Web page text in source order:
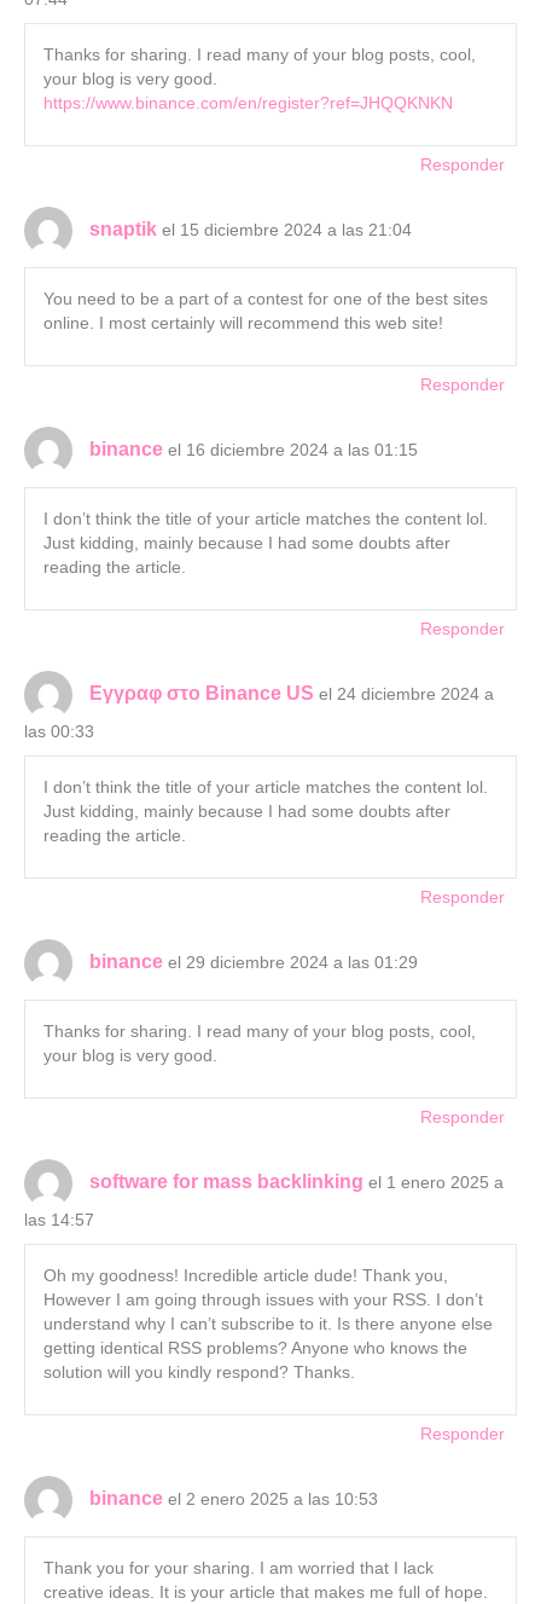
Thanks for sharing. I read many of your blog posts, cool,
your blog is very good.
https://www.binance.com/en/register?ref=JHQQKNKN
Responder
snaptik el 15 diciembre 2024 a las 21:04
You need to be a part of a contest for one of the best sites
online. I most certainly will recommend this web site!
Responder
binance el 16 diciembre 2024 a las 01:15
I don’t think the title of your article matches the content lol.
Just kidding, mainly because I had some doubts after
reading the article.
Responder
Εγγραφ στο Binance US el 24 diciembre 2024 a
las 00:33
I don’t think the title of your article matches the content lol.
Just kidding, mainly because I had some doubts after
reading the article.
Responder
binance el 29 diciembre 2024 a las 01:29
Thanks for sharing. I read many of your blog posts, cool,
your blog is very good.
Responder
software for mass backlinking el 1 enero 2025 a
las 14:57
Oh my goodness! Incredible article dude! Thank you,
However I am going through issues with your RSS. I don’t
understand why I can’t subscribe to it. Is there anyone else
getting identical RSS problems? Anyone who knows the
solution will you kindly respond? Thanks.
Responder
binance el 2 enero 2025 a las 10:53
Thank you for your sharing. I am worried that I lack
creative ideas. It is your article that makes me full of hope.